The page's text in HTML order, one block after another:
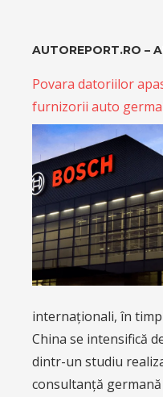
AUTOREPORT.RO –
Povara datoriilor
furnizorii auto
internaționali, în
China se intensifică
dintr-un studiu
consultanță